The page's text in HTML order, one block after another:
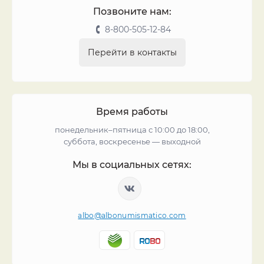
Позвоните нам:
8-800-505-12-84
Перейти в контакты
Время работы
понедельник–пятница с 10:00 до 18:00,
суббота, воскресенье — выходной
Мы в социальных сетях:
albo@albonumismatico.com